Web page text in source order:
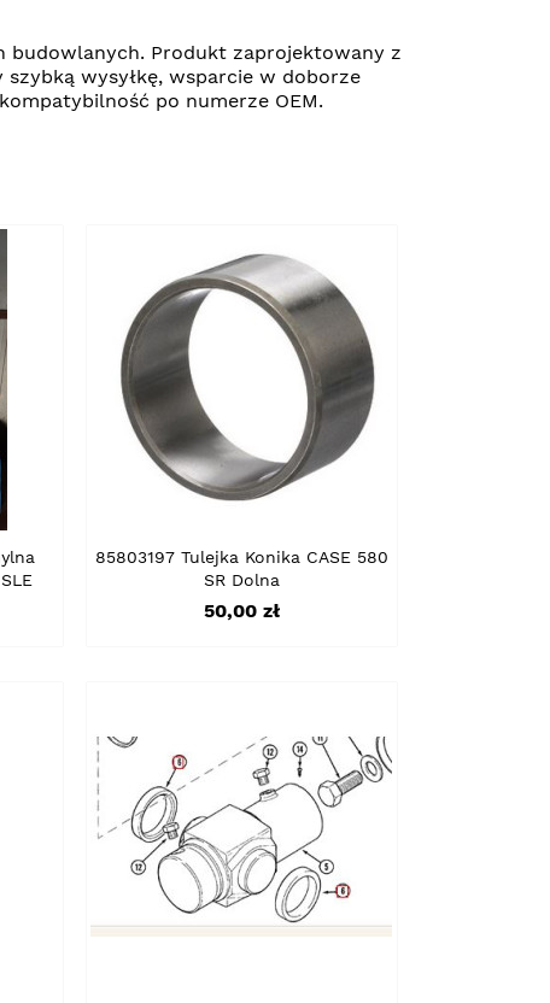
budowlanych. Produkt zaprojektowany z
wysyłkę, wsparcie w doborze
po numerze OEM.
85803197 Tulejka Konika CASE 580
SR Dolna
Cena
50,00 zł